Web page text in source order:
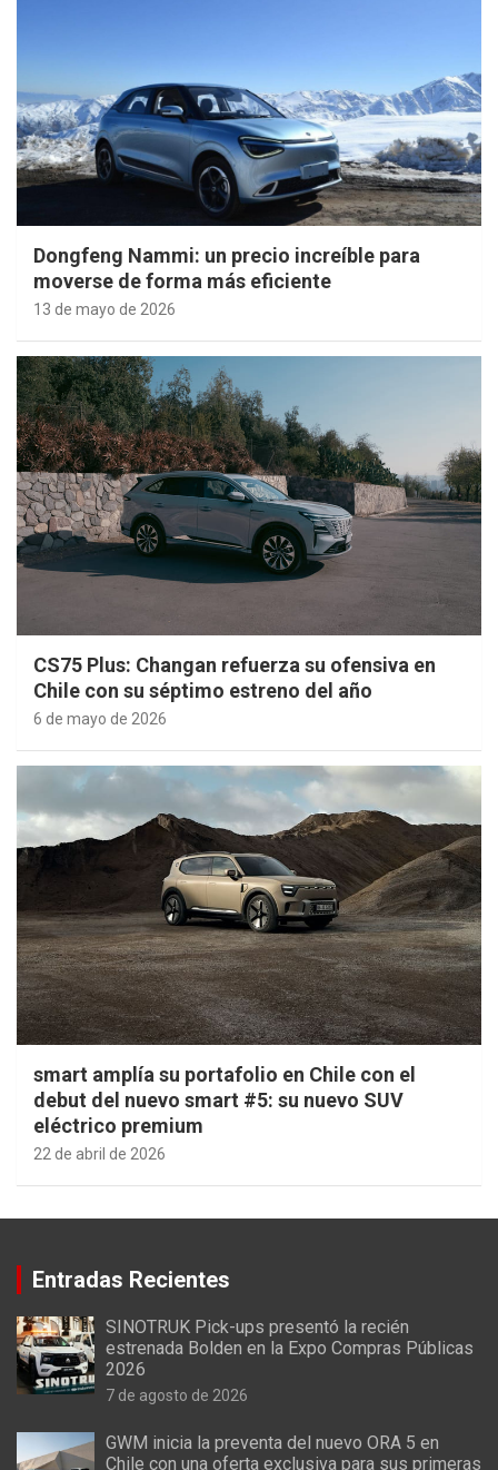
Dongfeng Nammi: un precio increíble para
moverse de forma más eficiente
13 de mayo de 2026
CS75 Plus: Changan refuerza su ofensiva en
Chile con su séptimo estreno del año
6 de mayo de 2026
smart amplía su portafolio en Chile con el
debut del nuevo smart #5: su nuevo SUV
eléctrico premium
22 de abril de 2026
Entradas Recientes
SINOTRUK Pick-ups presentó la recién
estrenada Bolden en la Expo Compras Públicas
2026
7 de agosto de 2026
GWM inicia la preventa del nuevo ORA 5 en
Chile con una oferta exclusiva para sus primeras